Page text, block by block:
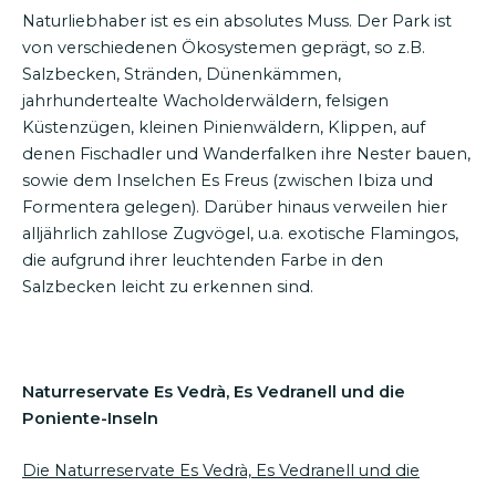
Naturliebhaber ist es ein absolutes Muss. Der Park ist
von verschiedenen Ökosystemen geprägt, so z.B.
Salzbecken, Stränden, Dünenkämmen,
jahrhundertealte Wacholderwäldern, felsigen
Küstenzügen, kleinen Pinienwäldern, Klippen, auf
denen Fischadler und Wanderfalken ihre Nester bauen,
sowie dem Inselchen Es Freus (zwischen Ibiza und
Formentera gelegen). Darüber hinaus verweilen hier
alljährlich zahllose Zugvögel, u.a. exotische Flamingos,
die aufgrund ihrer leuchtenden Farbe in den
Salzbecken leicht zu erkennen sind.
Naturreservate Es Vedrà, Es Vedranell und die
Poniente-Inseln
Die Naturreservate Es Vedrà, Es Vedranell und die